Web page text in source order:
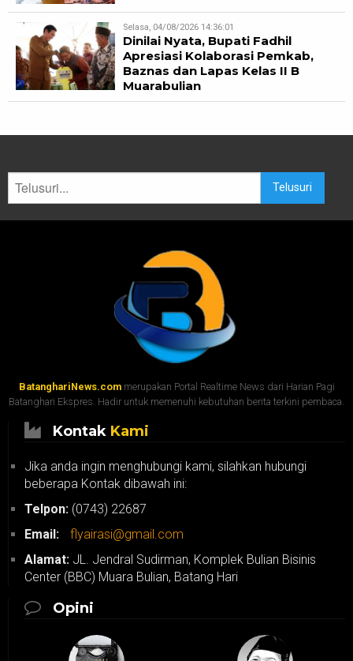
Selasa, 04/08/2026 14:36:01
Dinilai Nyata, Bupati Fadhil
Apresiasi Kolaborasi Pemkab,
Baznas dan Lapas Kelas II B
Muarabulian
Telusuri
BatanghariNews.commerupakan Portal Realtime News dari Harian Pagi
Batanghari Ekspres. Hadir untuk memenuhi kebutuhan berita terkini pembaca.
Kontak Kami
Jika anda ingin menghubungi kami, silahkan hubungi
beberapa Kontak dibawah ini:
Telpon: (0743) 22687
Email:
flyairasi@gmail.com
Alamat: JL. Jendral Sudirman, Komplek Bulian Bisinis
Center (BBC) Muara Bulian, Batang Hari
Opini